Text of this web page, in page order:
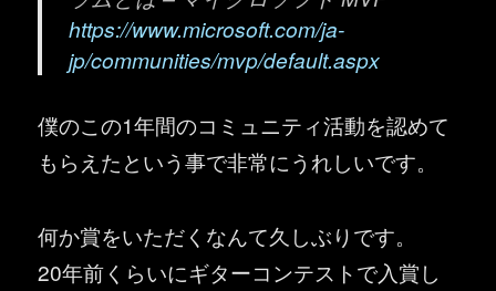
https://www.microsoft.com/ja-
jp/communities/mvp/default.aspx
僕のこの1年間のコミュニティ活動を認めて
もらえたという事で非常にうれしいです。
何か賞をいただくなんて久しぶりです。
20年前くらいにギターコンテストで入賞し